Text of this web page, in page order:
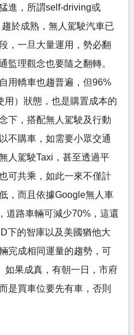
進，所謂self-driving或
於成熟，無人駕駛汽車已
，一旦大量運用，勢必翻
監理觀念也要隨之翻轉。
用轎車也趨普遍，但96%
用）狀態，也是購置成本的
下，搭配無人駕駛及行動
不購車，如需要小眾交通
人駕駛Taxi，甚至透過平
可共乘，如此一來不僅計
，而且依據Google無人車
道路車輛可減少70%，這還
下的智庫以及美國猶他大
完成相同運量的趨勢，可
如果成真，有朝一日，市府
是買車位要先有車，否則